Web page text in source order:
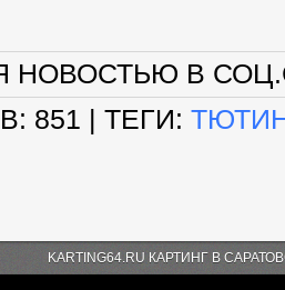
НОВОСТЬЮ В
: 851 | ТЕГИ:
KARTING64.RU КАРТИНГ В